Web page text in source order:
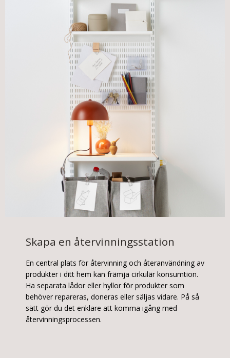
Skapa en återvinningsstation
En central plats för återvinning och återanvändning av
produkter i ditt hem kan främja cirkulär konsumtion.
Ha separata lådor eller hyllor för produkter som
behöver repareras, doneras eller säljas vidare. På så
sätt gör du det enklare att komma igång med
återvinningsprocessen.